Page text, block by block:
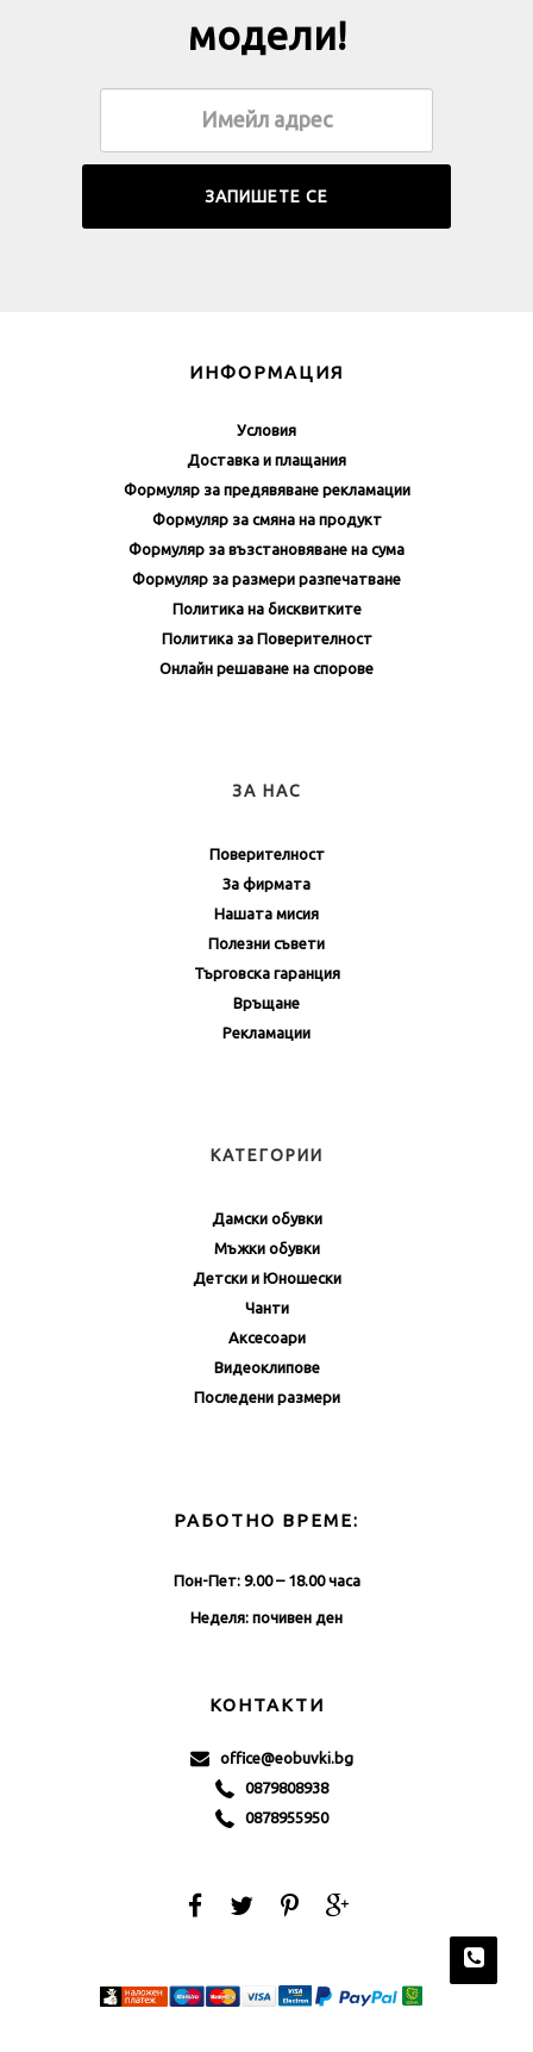
модели!
ИНФОРМАЦИЯ
Условия
Доставка и плащания
Формуляр за предявяване рекламации
Формуляр за смяна на продукт
Формуляр за възстановяване на сума
Формуляр за размери разпечатване
Политика на бисквитките
Политика за Поверителност
Онлайн решаване на спорове
ЗА НАС
Поверителност
За фирмата
Нашата мисия
Полезни съвети
Търговска гаранция
Връщане
Рекламации
КАТЕГОРИИ
Дамски обувки
Мъжки обувки
Детски и Юношески
Чанти
Аксесоари
Видеоклипове
Последени размери
РАБОТНО ВРЕМЕ:
Пон-Пет: 9.00 – 18.00 часа
Неделя: почивен ден
КОНТАКТИ
office@eobuvki.bg
0879808938
0878955950